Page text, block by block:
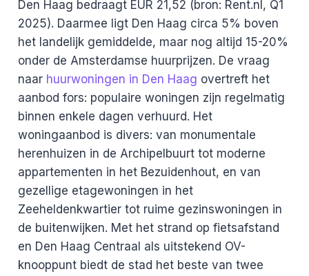
Den Haag bedraagt EUR 21,52 (bron: Rent.nl, Q1
2025). Daarmee ligt Den Haag circa 5% boven
het landelijk gemiddelde, maar nog altijd 15-20%
onder de Amsterdamse huurprijzen. De vraag
naar huurwoningen in Den Haag overtreft het
aanbod fors: populaire woningen zijn regelmatig
binnen enkele dagen verhuurd. Het
woningaanbod is divers: van monumentale
herenhuizen in de Archipelbuurt tot moderne
appartementen in het Bezuidenhout, en van
gezellige etagewoningen in het
Zeeheldenkwartier tot ruime gezinswoningen in
de buitenwijken. Met het strand op fietsafstand
en Den Haag Centraal als uitstekend OV-
knooppunt biedt de stad het beste van twee